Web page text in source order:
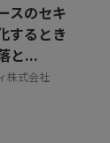
スのセキ
するとき
と...
株式会社